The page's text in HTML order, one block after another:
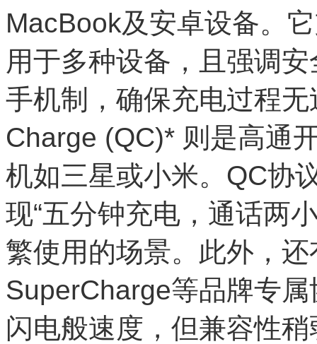
MacBook及安卓设备。
用于多种设备，且强调
手机制，确保充电过程
Charge (QC)* 则是高通
机如三星或小米。QC协
现“五分钟充电，通话两
繁使用的场景。此外，
SuperCharge等品牌专
闪电般速度，但兼容性